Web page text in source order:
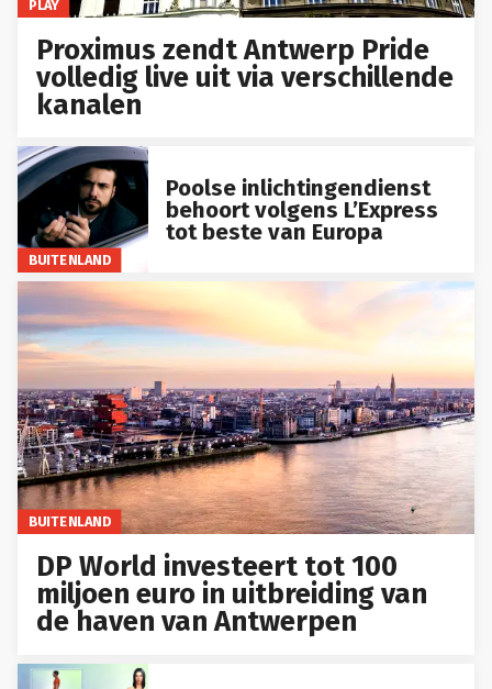
PLAY
Proximus zendt Antwerp Pride
volledig live uit via verschillende
kanalen
BUITENLAND
Poolse inlichtingendienst
behoort volgens L’Express
tot beste van Europa
BUITENLAND
DP World investeert tot 100
miljoen euro in uitbreiding van
de haven van Antwerpen